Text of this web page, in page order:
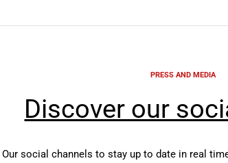
PRESS AND MEDIA
Discover our
Our social channels to stay up to date in real